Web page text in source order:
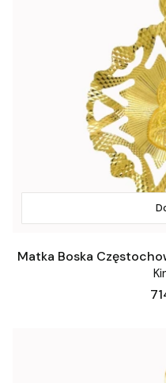
Matka Boska